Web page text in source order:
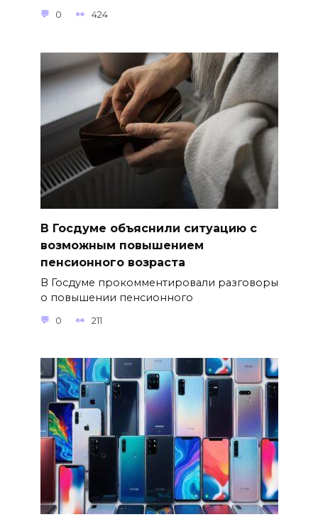
0 424
В Госдуме объяснили ситуацию с
возможным повышением
пенсионного возраста
В Госдуме прокомментировали разговоры
о повышении пенсионного
0 211